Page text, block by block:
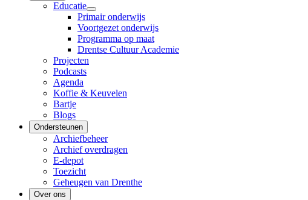
Educatie
Primair onderwijs
Voortgezet onderwijs
Programma op maat
Drentse Cultuur Academie
Projecten
Podcasts
Agenda
Koffie & Keuvelen
Bartje
Blogs
Ondersteunen
Archiefbeheer
Archief overdragen
E-depot
Toezicht
Geheugen van Drenthe
Over ons